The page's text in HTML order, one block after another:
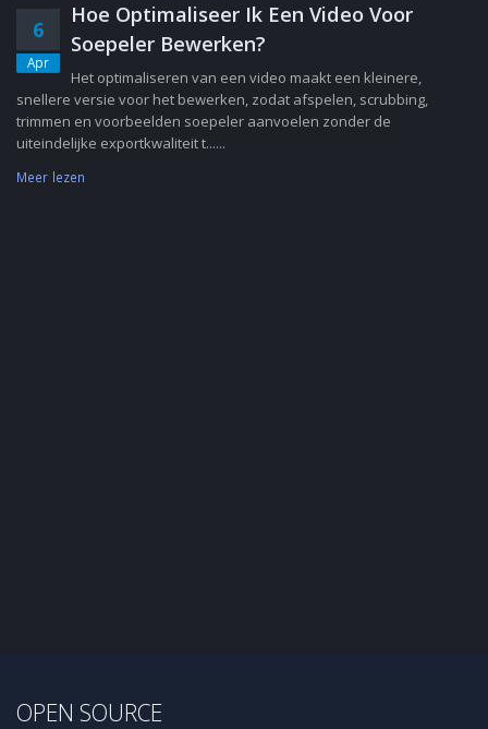
6
Apr
Hoe Optimaliseer Ik Een Video Voor
Soepeler Bewerken?
Het optimaliseren van een video maakt een kleinere,
snellere versie voor het bewerken, zodat afspelen, scrubbing,
trimmen en voorbeelden soepeler aanvoelen zonder de
uiteindelijke exportkwaliteit t......
Meer lezen
OPEN SOURCE